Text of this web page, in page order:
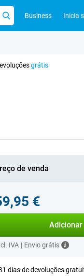
Business Inicia
grátis
de venda
€
IVA | Envio grátis
dias de devoluções